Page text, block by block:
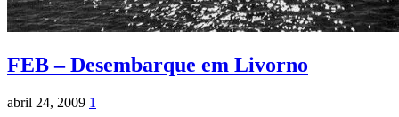
FEB – Desembarque em Livorno
abril 24, 2009 1